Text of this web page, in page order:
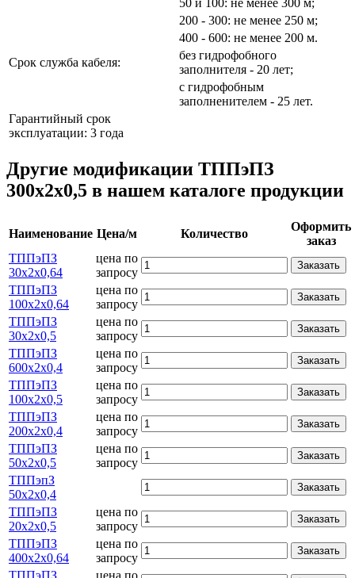
200 - 300: не менее 250 м;
400 - 600: не менее 200 м.
Срок служба кабеля:
без гидрофобного
заполнителя - 20 лет;
с гидрофобным
заполненителем - 25 лет.
Гарантийный срок
эксплуатации: 3 года
Другие модификации ТППэПЗ
300х2х0,5 в нашем каталоге продукции
Наименование Цена/м Количество
Оформить
заказ
ТППэПЗ
30х2х0,64
цена по
запросу
Заказать
ТППэПЗ
100х2х0,64
цена по
запросу
Заказать
ТППэПЗ
30х2х0,5
цена по
запросу
Заказать
ТППэПЗ
600х2х0,4
цена по
запросу
Заказать
ТППэПЗ
100х2х0,5
цена по
запросу
Заказать
ТППэПЗ
200х2х0,4
цена по
запросу
Заказать
ТППэПЗ
50х2х0,5
цена по
запросу
Заказать
ТППэпЗ
50х2х0,4
Заказать
ТППэПЗ
20х2х0,5
цена по
запросу
Заказать
ТППэПЗ
400х2х0,64
цена по
запросу
Заказать
ТППэПЗ
цена по